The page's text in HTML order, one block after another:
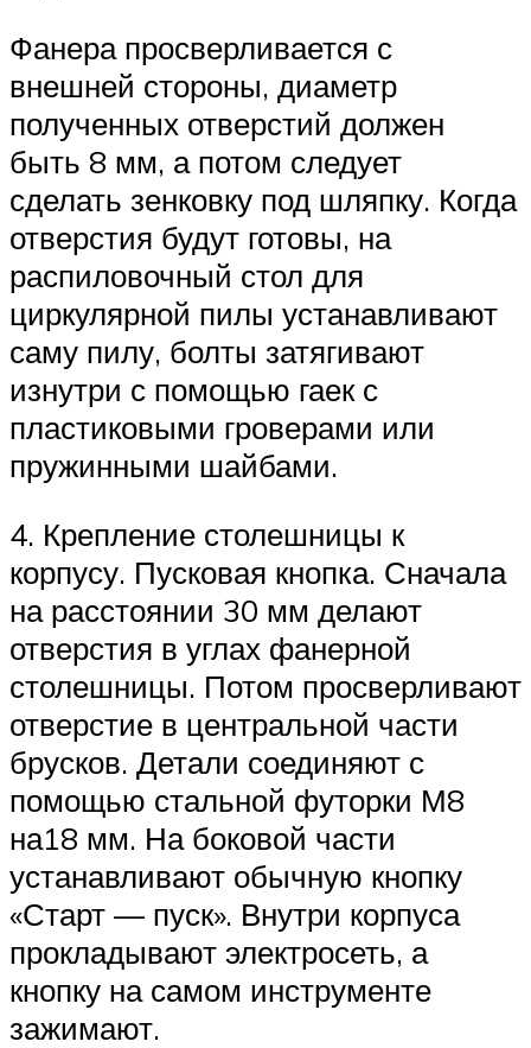
Фанера просверливается с
внешней стороны, диаметр
полученных отверстий должен
быть 8 мм, а потом следует
сделать зенковку под шляпку. Когда
отверстия будут готовы, на
распиловочный стол для
циркулярной пилы устанавливают
саму пилу, болты затягивают
изнутри с помощью гаек с
пластиковыми гроверами или
пружинными шайбами.
4. Крепление столешницы к
корпусу. Пусковая кнопка. Сначала
на расстоянии 30 мм делают
отверстия в углах фанерной
столешницы. Потом просверливают
отверстие в центральной части
брусков. Детали соединяют с
помощью стальной футорки М8
на18 мм. На боковой части
устанавливают обычную кнопку
«Старт — пуск». Внутри корпуса
прокладывают электросеть, а
кнопку на самом инструменте
зажимают.